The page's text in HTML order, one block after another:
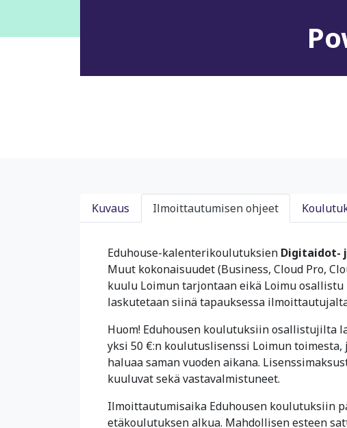
Kuvaus Ilmoittautumisen ohjeet
Eduhouse-kalenterikoulutuksien Digitaidot-
Muut kokonaisuudet (Business, Cloud Pro,
kuulu Loimun tarjontaan eikä Loimu
laskutetaan siinä tapauksessa
Huom! Eduhousen koulutuksiin osallistujilta
yksi 50 €:n koulutuslisenssi Loimun
haluaa saman vuoden aikana.
kuuluvat sekä vastavalmistuneet.
Ilmoittautumisaika Eduhousen koulutuksiin
etäkoulutuksen alkua. Mahdollisen esteen